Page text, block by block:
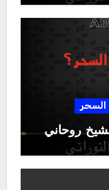
روحاني